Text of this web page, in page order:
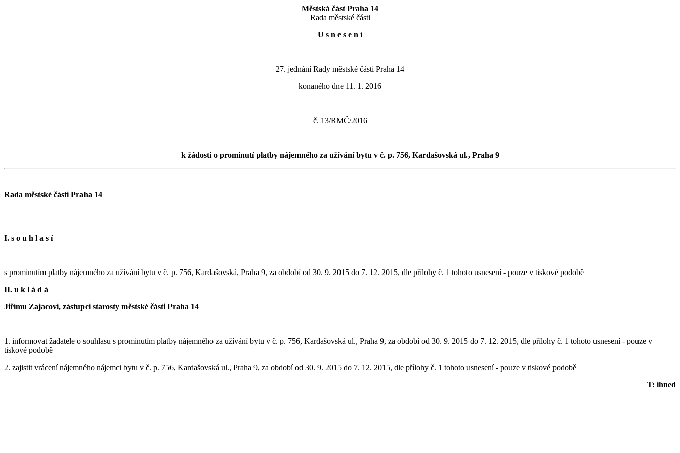
Městská část Praha 14
Rada městské části
U s n e s e n í
27. jednání Rady městské části Praha 14
konaného dne 11. 1. 2016
č. 13/RMČ/2016
k žádosti o prominutí platby nájemného za užívání bytu v č. p. 756, Kardašovská ul., Praha 9
Rada městské části Praha 14
I. s o u h l a s í
s prominutím platby nájemného za užívání bytu v č. p. 756, Kardašovská, Praha 9, za období od 30. 9. 2015 do 7. 12. 2015, dle přílohy č. 1 tohoto usnesení - pouze v tiskové podobě
II. u k l á d á
Jiřímu Zajacovi, zástupci starosty městské části Praha 14
1. informovat žadatele o souhlasu s prominutím platby nájemného za užívání bytu v č. p. 756, Kardašovská ul., Praha 9, za období od 30. 9. 2015 do 7. 12. 2015, dle přílohy č. 1 tohoto usnesení - pouze v
tiskové podobě
2. zajistit vrácení nájemného nájemci bytu v č. p. 756, Kardašovská ul., Praha 9, za období od 30. 9. 2015 do 7. 12. 2015, dle přílohy č. 1 tohoto usnesení - pouze v tiskové podobě
T: ihned